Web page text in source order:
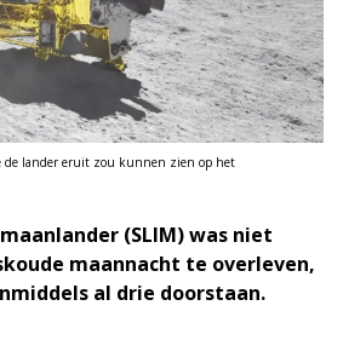
de lander eruit zou kunnen zien op het
(SLIM) was niet
maannacht te overleven,
al drie doorstaan.